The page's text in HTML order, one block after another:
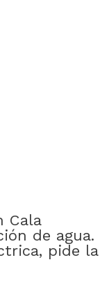
Cala
de agua.
, pide la